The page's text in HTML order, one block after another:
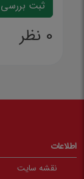
0 نظر
اطلاعات
نقشه سایت